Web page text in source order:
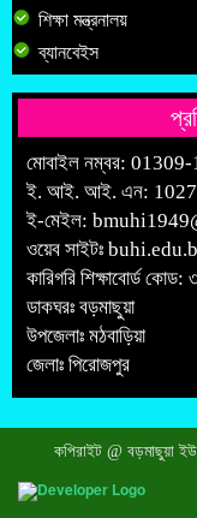
শিক্ষা মন্ত্রনালয়
ব্যানবেইস
মোবাইল নম্বর:
ই. আই. আই. এন:
ই-মেইল:
ওয়েব সাইটঃ
কারিগরি শিক্ষাবোর্ড
ডাকঘরঃ বড়মাছুয়া
উপজেলাঃ মঠবাড়িয়া
জেলাঃ পিরোজপুর
কপিরাইট @ বড়মাছুয়া